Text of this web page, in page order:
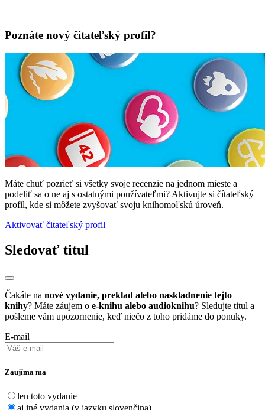
Poznáte nový čitateľský profil?
Máte chuť pozrieť si všetky svoje recenzie na jednom mieste a
podeliť sa o ne aj s ostatnými používateľmi? Aktivujte si čítateľský
profil, kde si môžete zvyšovať svoju knihomoľskú úroveň.
Aktivovať čitateľský profil
Sledovať titul
Čakáte na nové vydanie, preklad alebo naskladnenie tejto
knihy? Máte záujem o e-knihu alebo audioknihu? Sledujte titul a
pošleme vám upozornenie, keď niečo z toho pridáme do ponuky.
E-mail
Zaujíma ma
len toto vydanie
aj iné vydania (v jazyku slovenčina)